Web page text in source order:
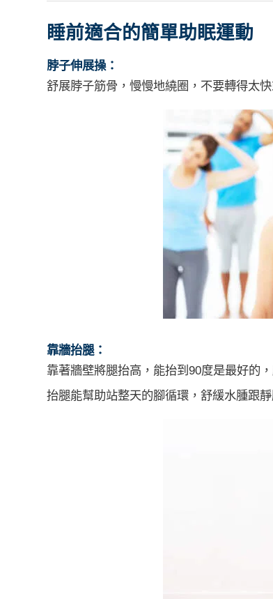
睡前適合的簡單助眠運動
脖子伸展操：
舒展脖子筋骨，慢慢地繞圈，不要轉得太
靠牆抬腿：
靠著牆壁將腿抬高，能抬到90度是最好的
抬腿能幫助站整天的腳循環，舒緩水腫跟靜